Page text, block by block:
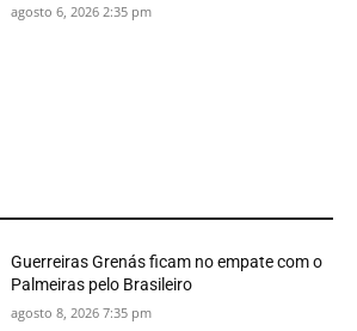
agosto 6, 2026 2:35 pm
Guerreiras Grenás ficam no empate com o
Palmeiras pelo Brasileiro
agosto 8, 2026 7:35 pm